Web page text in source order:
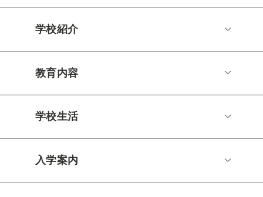
学校紹介
教育内容
学校生活
入学案内